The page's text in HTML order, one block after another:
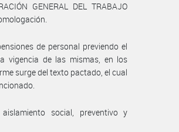
GENERAL DEL TRABAJO
de personal previendo el
vigencia de las mismas, en los
surge del texto pactado, el cual
aislamiento social, preventivo y